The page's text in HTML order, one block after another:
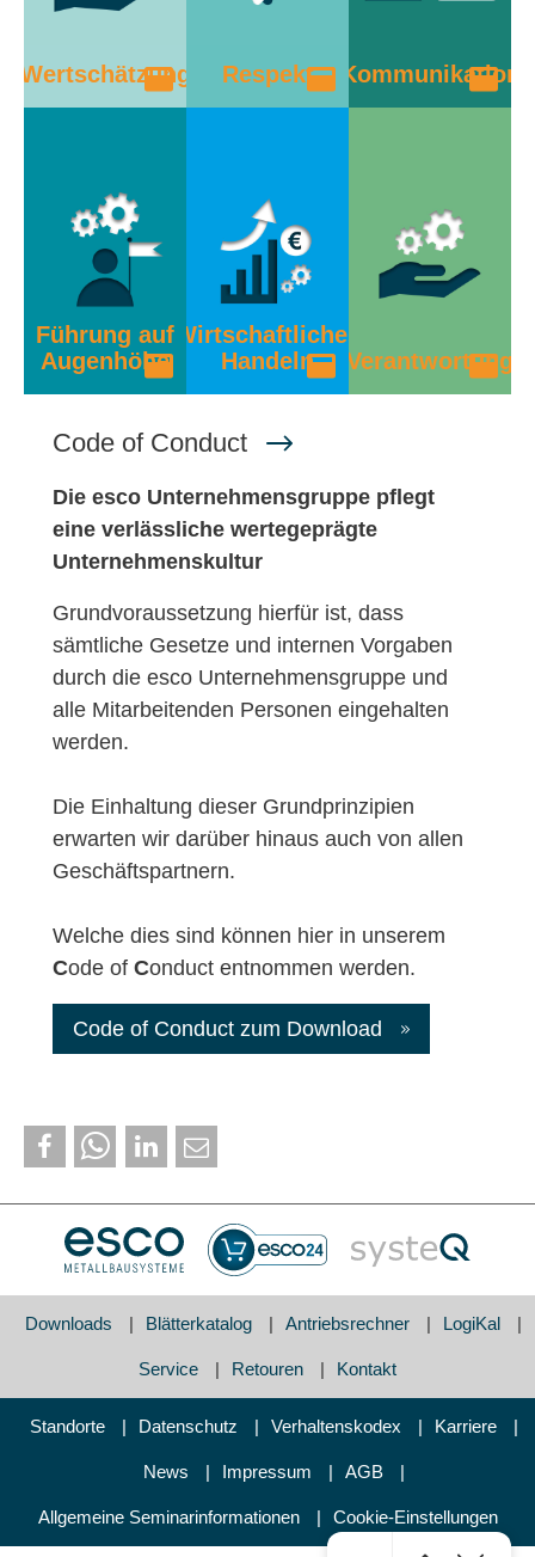
Wertschätzung Respekt Kommunikation
Führung auf
Augenhöhe
Wirtschaftliches
Handeln
Verantwortung
Code of Conduct
Die esco Unternehmensgruppe pflegt
eine verlässliche wertegeprägte
Unternehmenskultur
Grundvoraussetzung hierfür ist, dass
sämtliche Gesetze und internen Vorgaben
durch die esco Unternehmensgruppe und
alle Mitarbeitenden Personen eingehalten
werden.
Die Einhaltung dieser Grundprinzipien
erwarten wir darüber hinaus auch von allen
Geschäftspartnern.
Welche dies sind können hier in unserem
Code of Conduct entnommen werden.
Code of Conduct zum Download
Downloads Blätterkatalog Antriebsrechner LogiKal
Service Retouren Kontakt
Standorte Datenschutz Verhaltenskodex Karriere
News Impressum AGB
Allgemeine Seminarinformationen Cookie-Einstellungen